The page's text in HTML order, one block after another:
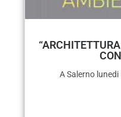
A Salerno